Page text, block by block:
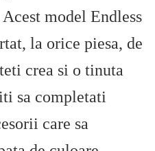
model Endless
la orice piesa, de
crea si o tinuta
sa completati
care sa